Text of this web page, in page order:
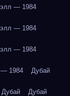
— 1984
— 1984
— 1984
1984 Дубай
Дубай Дубай